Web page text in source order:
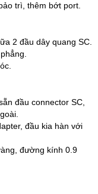
trì, thêm bớt port.
2 đầu dây quang SC.
đầu connector SC,
đầu kia hàn với
đường kính 0.9